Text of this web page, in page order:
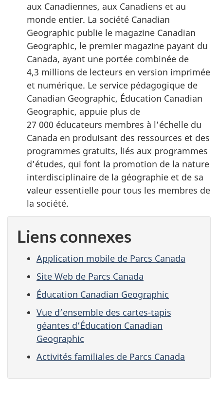
aux Canadiennes, aux Canadiens et au
monde entier. La société Canadian
Geographic publie le magazine Canadian
Geographic, le premier magazine payant du
Canada, ayant une portée combinée de
4,3 millions de lecteurs en version imprimée
et numérique. Le service pédagogique de
Canadian Geographic, Éducation Canadian
Geographic, appuie plus de
27 000 éducateurs membres à l’échelle du
Canada en produisant des ressources et des
programmes gratuits, liés aux programmes
d’études, qui font la promotion de la nature
interdisciplinaire de la géographie et de sa
valeur essentielle pour tous les membres de
la société.
Liens connexes
Application mobile de Parcs Canada
Site Web de Parcs Canada
Éducation Canadian Geographic
Vue d’ensemble des cartes-tapis
géantes d’Éducation Canadian
Geographic
Activités familiales de Parcs Canada